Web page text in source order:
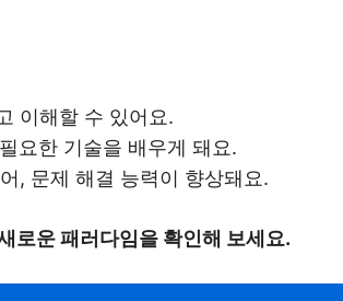
이해할 수 있어요.
요한 기술을 배우게 돼요.
, 문제 해결 능력이 향상돼요.
로운 패러다임을 확인해 보세요.